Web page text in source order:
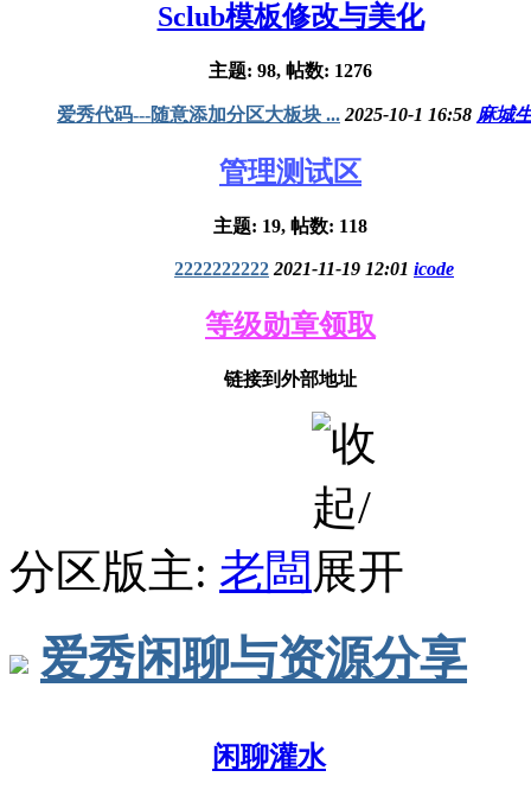
Sclub模板修改与美化
主题: 98, 帖数: 1276
爱秀代码---随意添加分区大板块 ... 2025-10-1 16:58 麻城
管理测试区
主题: 19, 帖数: 118
2222222222 2021-11-19 12:01 icode
等级勋章领取
链接到外部地址
分区版主: 老闆
爱秀闲聊与资源分享
闲聊灌水